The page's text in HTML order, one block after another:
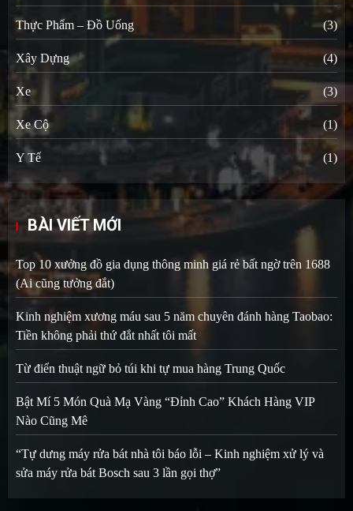
Thực Phẩm – Đồ Uống (3)
Xây Dựng (4)
Xe (3)
Xe Cộ (1)
Y Tế (1)
BÀI VIẾT MỚI
Top 10 xưởng đồ gia dụng thông minh giá rẻ bất ngờ trên 1688
(Ai cũng tưởng đắt)
Kinh nghiệm xương máu sau 5 năm chuyên đánh hàng Taobao:
Tiền không phải thứ đắt nhất tôi mất
Từ điển thuật ngữ bỏ túi khi tự mua hàng Trung Quốc
Bật Mí 5 Món Quà Mạ Vàng “Đỉnh Cao” Khách Hàng VIP
Nào Cũng Mê
“Tự dưng máy rửa bát nhà tôi báo lỗi – Kinh nghiệm xử lý và
sửa máy rửa bát Bosch sau 3 lần gọi thợ”